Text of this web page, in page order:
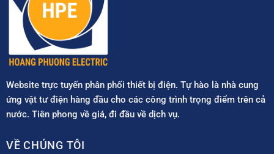
Website trực tuyến phân phối thiết bị điện. Tự hào là nhà cung
ứng vật tư điện hàng đầu cho các công trình trọng điểm trên cả
nước. Tiên phong về giá, đi đầu về dịch vụ.
VỀ CHÚNG TÔI